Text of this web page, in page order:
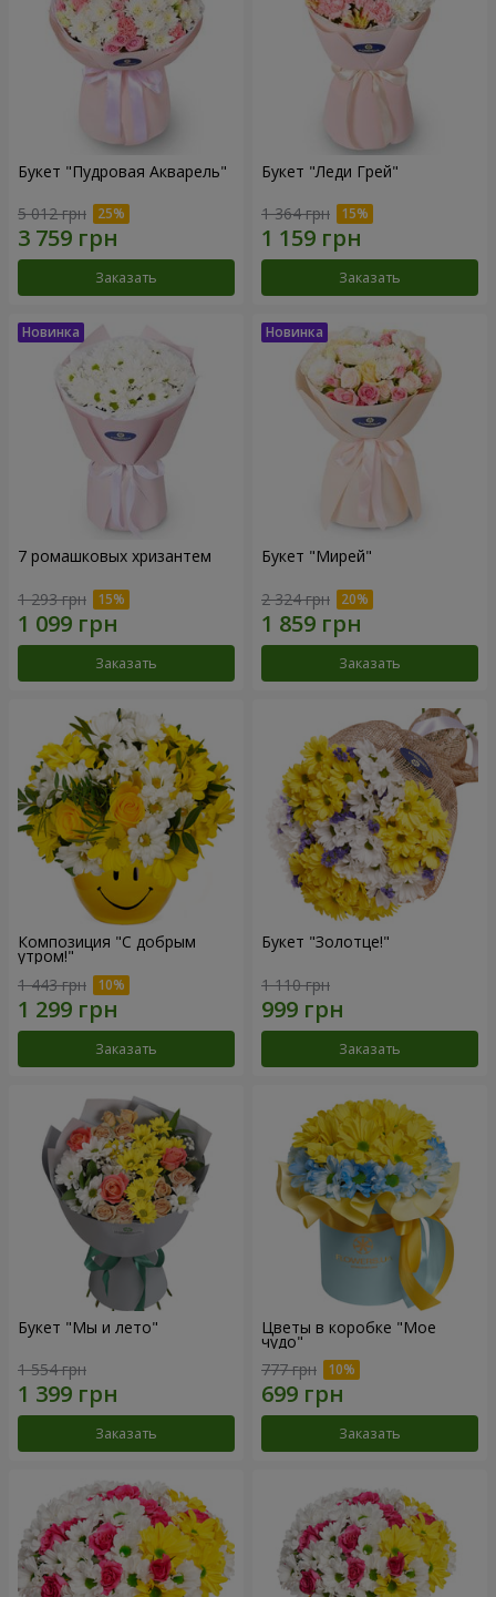
Букет "Пудровая Акварель"
5 012 грн
Заказать
Букет "Леди Грей"
1 364 грн
Заказать
7 ромашковых хризантем
1 293 грн
Заказать
Букет "Мирей"
2 324 грн
Заказать
Композиция "С добрым
утром!"
1 443 грн
Заказать
Букет "Золотце!"
1 110 грн
Заказать
Букет "Мы и лето"
1 554 грн
Заказать
Цветы в коробке "Мое
чудо"
777 грн
Заказать